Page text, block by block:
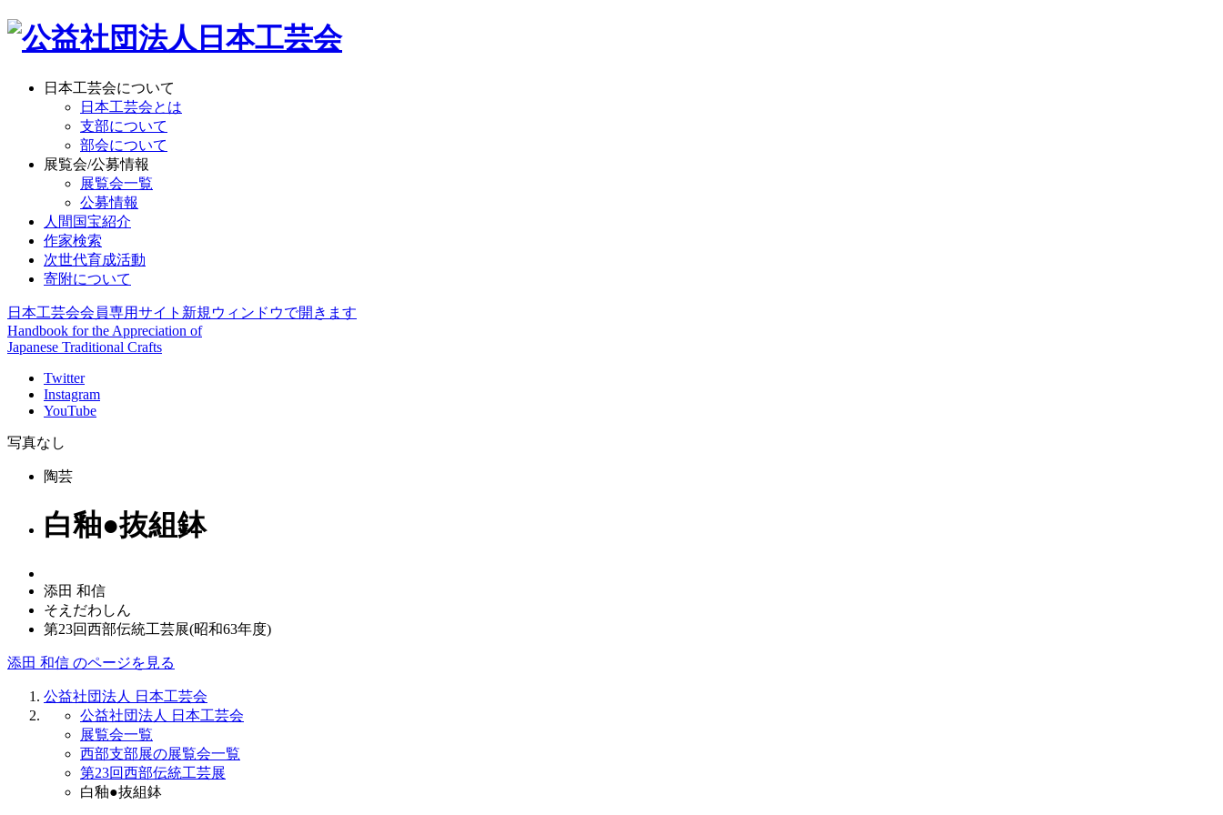
日本工芸会について
日本工芸会とは
支部について
部会について
展覧会/公募情報
展覧会一覧
公募情報
人間国宝紹介
作家検索
次世代育成活動
寄附について
日本工芸会会員専用サイト 新規ウィンドウで開きます
Handbook for the Appreciation of
Japanese Traditional Crafts
Twitter
Instagram
YouTube
写真なし
陶芸
白釉●抜組鉢
添田 和信
そえだわしん
第23回西部伝統工芸展(昭和63年度)
添田 和信 のページを見る
公益社団法人 日本工芸会
公益社団法人 日本工芸会
展覧会一覧
西部支部展の展覧会一覧
第23回西部伝統工芸展
白釉●抜組鉢